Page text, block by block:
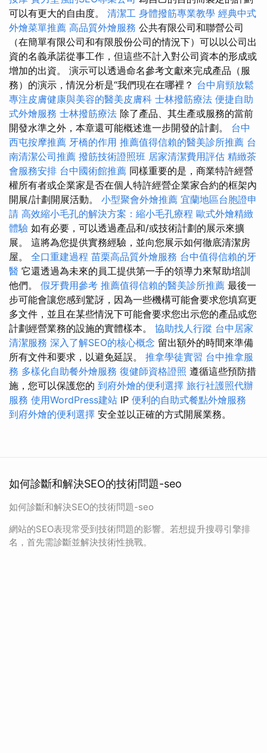
可以有更大的自由度。 清潔工 身體撥筋專業教學 經典中式
外燴菜單推薦 高品質外燴服務 公共有限公司和聯營公司
（在簡單有限公司和有限股份公司的情況下）可以以公司出
資的名義承諾從事工作，但這些不計入對公司資本的形成或
增加的出資。 演示可以透過命名參考文獻來完成產品（服
務）的演示，情況分析是“我們現在在哪裡？ 台中肩頸放鬆
專注皮膚健康與美容的醫美皮膚科 士林撥筋療法 便捷自助
式外燴服務 士林撥筋療法 除了產品、其生產或服務的當前
開發水準之外，本章還可能概述進一步開發的計劃。 台中
西屯按摩推薦 牙橋的作用 推薦值得信賴的醫美診所推薦 台
南清潔公司推薦 撥筋技術證照班 居家清潔費用評估 精緻茶
會服務安排 台中國術館推薦 同樣重要的是，商業特許經營
權所有者或企業家是否在個人特許經營企業家合約的框架內
開展/計劃開展活動。 小型聚會外燴推薦 宜蘭地區台胞證申
請 高效縮小毛孔的解決方案：縮小毛孔療程 歐式外燴精緻
體驗 如有必要，可以透過產品和/或技術計劃的展示來擴
展。 這將為您提供實務經驗，並向您展示如何徹底清潔房
屋。 全口重建過程 苗栗高品質外燴服務 台中值得信賴的牙
醫 它還透過為未來的員工提供第一手的領導力來幫助培訓
他們。 假牙費用參考 推薦值得信賴的醫美診所推薦 最後一
步可能會讓您感到驚訝，因為一些機構可能會要求您填寫更
多文件，並且在某些情況下可能會要求您出示您的產品或您
計劃經營業務的設施的實體樣本。 協助找人行蹤 台中居家
清潔服務 深入了解SEO的核心概念 留出額外的時間來準備
所有文件和要求，以避免延誤。 推拿學徒實習 台中推拿服
務 多樣化自助餐外燴服務 復健師資格證照 遵循這些預防措
施，您可以保護您的 到府外燴的便利選擇 旅行社護照代辦
服務 使用WordPress建站 IP 便利的自助式餐點外燴服務
到府外燴的便利選擇 安全並以正確的方式開展業務。
如何診斷和解決SEO的技術問題-seo
如何診斷和解決SEO的技術問題-seo
網站的SEO表現常受到技術問題的影響。若想提升搜尋引擎排
名，首先需診斷並解決技術性挑戰。